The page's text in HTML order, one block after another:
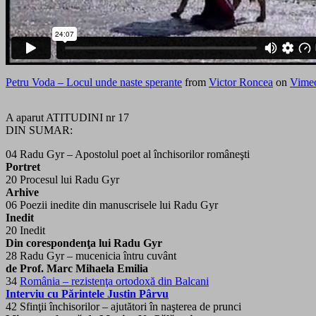
Petru Voda – Locul unde naste sperante from Victor Roncea on
A aparut ATITUDINI nr 17
DIN SUMAR:
04 Radu Gyr – Apostolul poet al închisorilor româneşti
Portret
20 Procesul lui Radu Gyr
Arhive
06 Poezii inedite din manuscrisele lui Radu Gyr
Inedit
20 Inedit
Din corespondenţa lui Radu Gyr
28 Radu Gyr – mucenicia întru cuvânt
de Prof. Marc Mihaela Emilia
34 România – rezistenţa ortodoxă din Balcani
Interviu cu Părintele Justin Pârvu
42 Sfinţii închisorilor – ajutători în naşterea de prunci